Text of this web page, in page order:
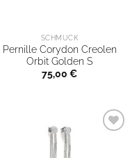
SCHMUCK
Pernille Corydon Creolen
Orbit Golden S
75,00 €